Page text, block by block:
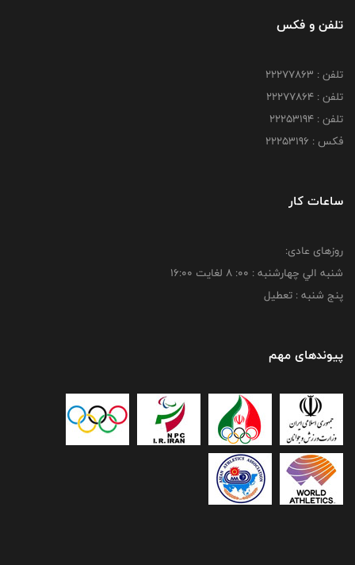
تلفن و فکس
تلفن : 22277863
تلفن : 22277864
تلفن : 22253194
فکس : 22253196
ساعات کار
روزهای عادی:
شنبه الي چهارشنبه : 00: 8 لغايت 16:00
پنج شنبه : تعطیل
پیوندهای مهم